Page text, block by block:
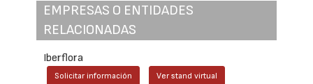
EMPRESAS O ENTIDADES
RELACIONADAS
Iberflora
Solicitar información Ver stand virtual